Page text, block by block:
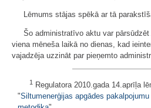
Lēmums stājas spēkā ar tā
Šo administratīvo aktu var
viena mēneša laikā no dienas, kad
vajadzēja uzzināt par pieņemto
1
Regulatora 2010.gada 14.aprīļa
"Siltumenerģijas apgādes